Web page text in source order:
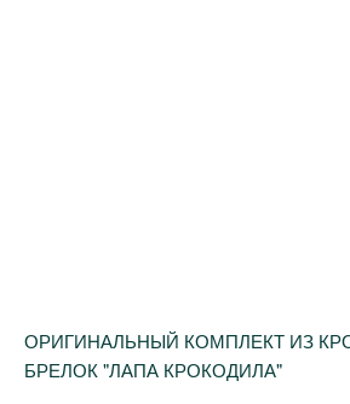
ОРИГИНАЛЬНЫЙ КОМПЛЕКТ ИЗ
БРЕЛОК "ЛАПА КРОКОДИЛА"